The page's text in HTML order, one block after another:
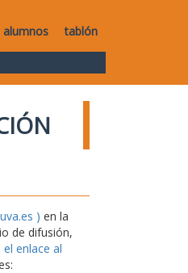
alumnos tablón
) en la
de difusión,
el enlace al